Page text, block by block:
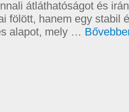
átláthatóságot és
fölött, hanem egy stabil
alapot, mely …